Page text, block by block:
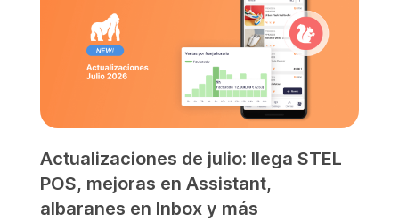
Actualizaciones de julio: llega STEL
POS, mejoras en Assistant,
albaranes en Inbox y más